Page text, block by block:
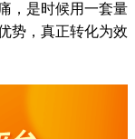
，是时候用一套量
势，真正转化为效